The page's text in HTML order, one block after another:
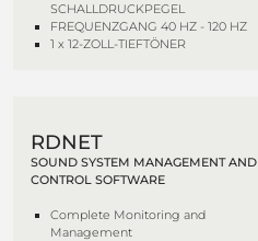
SCHALLDRUCKPEGEL
FREQUENZGANG 40 HZ - 120 HZ
1 x 12-ZOLL-TIEFTÖNER
RDNET
SOUND SYSTEM MANAGEMENT AND
CONTROL SOFTWARE
Complete Monitoring and
Management